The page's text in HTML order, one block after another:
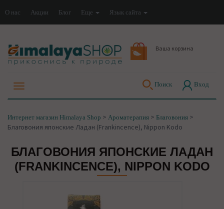
О нас Акции Блог Еще Язык сайта
Ваша корзина
Поиск Вход
Интернет магазин Himalaya Shop > Ароматерапия > Благовония >
Благовония японские Ладан (Frankincence), Nippon Kodo
БЛАГОВОНИЯ ЯПОНСКИЕ ЛАДАН
(FRANKINCENCE), NIPPON KODO